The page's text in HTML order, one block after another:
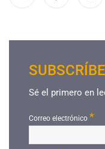
Sé el primero en
Correo electrónico*